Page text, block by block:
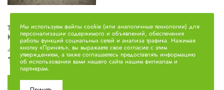
Труба водяная правая (под
КЭМ) 238-1003290-Д
4450 руб
1900 руб
Мы используем файлы cookie (или аналогичные технологии) для
персонализации содержимого и объявлений, обеспечения
работы функций социальных сетей и анализа трафика. Нажимая
кнопку «Принять», вы выражаете свое согласие с этим
утверждением, а также соглашаетесь предоставлять информацию
об использовании вами нашего сайта нашим филиалам и
партнерам.